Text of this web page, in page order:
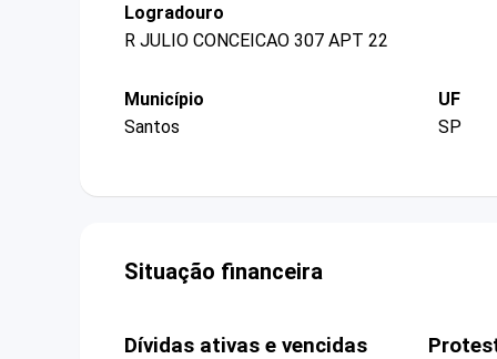
Logradouro
R JULIO CONCEICAO 307 APT 22
Município
Santos
UF
SP
Situação financeira
Dívidas ativas e vencidas